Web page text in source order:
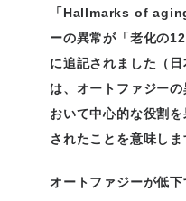
「Hallmarks of
ーの異常が「老化の
に追記されました（
は、オートファジー
おいて中心的な役割
されたことを意味しま
オートファジーが低下